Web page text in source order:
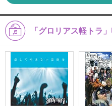
「グロリアス軽トラ